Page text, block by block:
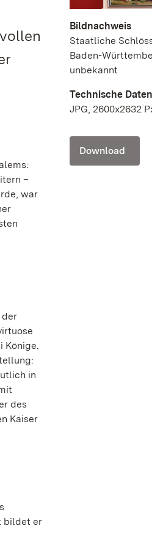
–
war
der
Könige.
in
des
Kaiser
bildet er
Bildnachweis
Staatliche
Baden-
unbekannt
Technische Daten
JPG, 2600x2632
Download